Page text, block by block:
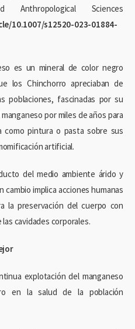
Anthropological Sciences
10.1007/s12520-023-01884-
es un mineral de color negro
los Chinchorro apreciaban de
poblaciones, fascinadas por su
por miles de años para
como pintura o pasta sobre sus
artificial.
del medio ambiente árido y
implica acciones humanas
la preservación del cuerpo con
cavidades corporales.
explotación del manganeso
en la salud de la población